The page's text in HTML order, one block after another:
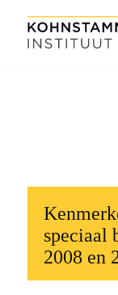
speciaal
2008 en